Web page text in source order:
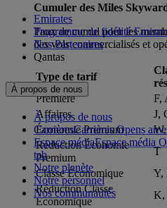
Cumuler des Miles
Taux de cumul pour les
des vols commercialisés et
Type de tarif
Première
F,
Affaires
J,
Économie Premium
Réduction Économie
Premium
T
Classe Économique
Y,
Réduction Classe
Économique
K,
Emirates
Programme de fidélité
Nos Partenaires
Qantas
À propos de nous
À propos de nous
CarrièresCarrières Opens an
Espace médiaEspace média
tab
Notre planète
Notre personnel
Nos communautés